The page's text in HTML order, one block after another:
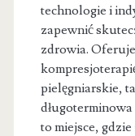
technologie i
zapewnić
zdrowia.
pielęgniarskie,
to miejsce,